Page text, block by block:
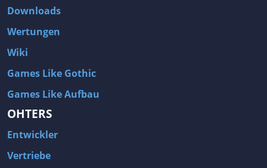
Downloads
Wertungen
Wiki
Games Like Gothic
Games Like Aufbau
OHTERS
Entwickler
Vertriebe